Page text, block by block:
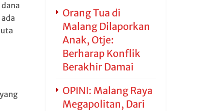
Orang Tua di
Malang Dilaporkan
Anak, Otje:
Berharap Konflik
Berakhir Damai
OPINI: Malang Raya
Megapolitan, Dari